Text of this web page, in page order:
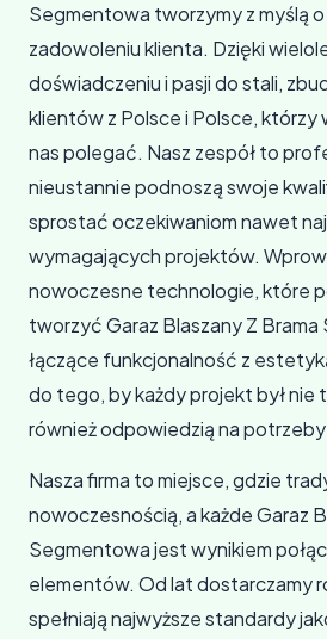
Segmentowa tworzymy z myślą o
zadowoleniu klienta. Dzięki
doświadczeniu i pasji do stali,
klientów z Polsce i Polsce, którzy
nas polegać. Nasz zespół to
nieustannie podnoszą swoje
sprostać oczekiwaniom nawet
wymagających projektów.
nowoczesne technologie, które
tworzyć Garaz Blaszany Z
łączące funkcjonalność z
do tego, by każdy projekt był nie
również odpowiedzią na
Nasza firma to miejsce, gdzie
nowoczesnością, a każde Garaz
Segmentowa jest wynikiem
elementów. Od lat dostarczamy
spełniają najwyższe standardy